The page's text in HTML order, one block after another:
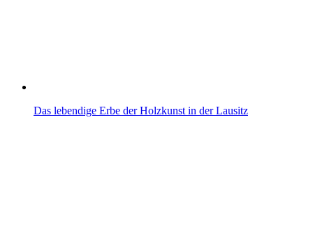
Das lebendige Erbe der Holzkunst in der Lausitz